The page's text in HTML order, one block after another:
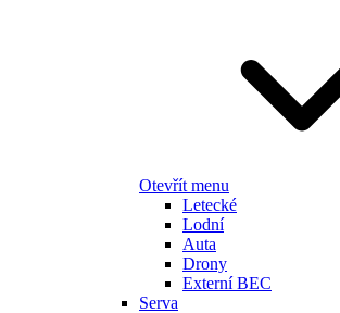
Otevřít menu
Letecké
Lodní
Auta
Drony
Externí BEC
Serva